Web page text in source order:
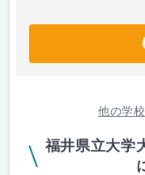
他の学
福井県立大学